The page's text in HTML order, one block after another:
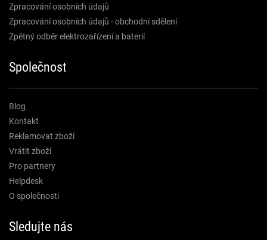
Zpracování osobních údajů
Zpracování osobních údajů - obchodní sdělení
Zpětný odběr elektrozařízení a baterií
Společnost
Blog
Kontakt
Reklamovat zboží
Vrátit zboží
Pro partnery
Helpdesk
O společnosti
Sledujte nás